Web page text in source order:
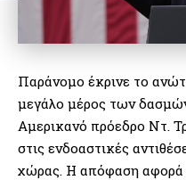
Παράνομο έκρινε το
μεγάλο μέρος των
Αμερικανό πρόεδρο Ντ.
στις ενδοαστικές
χώρας. Η απόφαση αφορά